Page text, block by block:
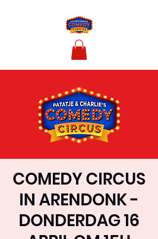
COMEDY CIRCUS
IN ARENDONK -
DONDERDAG 16